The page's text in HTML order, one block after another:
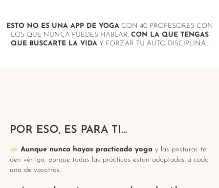
ESTO NO ES UNA APP DE YOGACON 40 PROFESORES CON
LOS QUE NUNCA PUEDES HABLAR, CON LA QUE TENGAS
QUE BUSCARTE LA VIDAY FORZAR TU AUTO-DISCIPLINA...
POR ESO, ES PARA TI…
Aunque nunca hayas practicado yoga y las posturas te
den vértigo, porque todas las prácticas están adaptadas a cada
uno de vosotros.